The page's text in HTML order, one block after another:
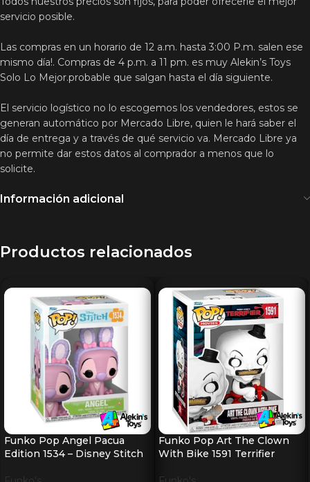
servicio posible.
Las compras en un horario de 12 a.m. hasta 3:00 P.m. salen ese
mismo día!. Compras de 4 p.m. a 11 pm. es muy Alekin’s Toys
Solo Lo Mejor.probable que salgan hasta el día siguiente.
El servicio logístico no lo escogemos los vendedores, estos se
generan automático por Mercado Libre, quien le hará saber el
día de entrega y a través de qué servicio va. Mercado Libre ya
no permite dar estos datos al comprador a menos que lo
solicite.
Información adicional
Productos relacionados
Funko Pop Angel Pacua
Edition 1534 – Disney Stitch
Funko Pop Art The Clown
With Bike 1591 Terrifier